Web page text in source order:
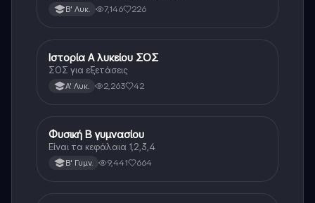
Β' Λυκ. 7,146 226
Ιστορία
Ιστορία Α λυκείου ΣΟΣ
ΣΟΣ για εξετάσεις
Α' Λυκ. 2,263 42
Φυσική
Φυσική Β γυμνασίου
Είναι τα κεφάλαια 1,2,3,4
Β' Γυμν. 9,441 664